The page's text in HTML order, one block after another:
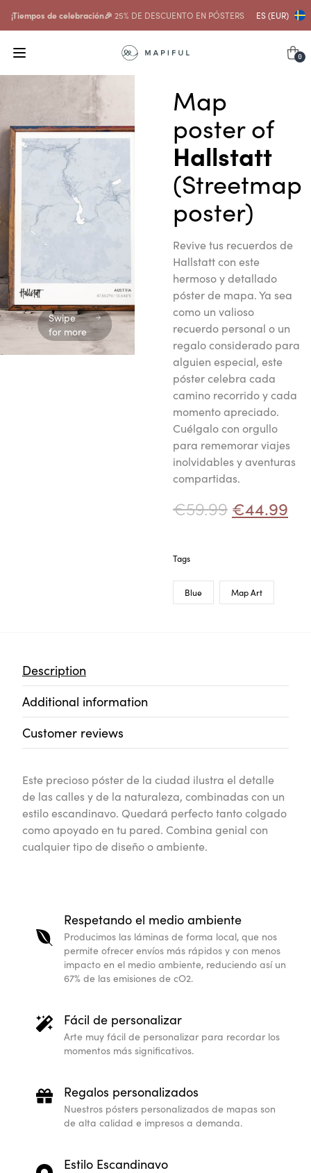
¡Tiempos de celebración🎉 25% DE DESCUENTO EN PÓSTERS ES (EUR)
0
Swipe
for more
Map
poster of
Hallstatt
(Streetmap
poster)
Revive tus recuerdos de
Hallstatt con este
hermoso y detallado
póster de mapa. Ya sea
como un valioso
recuerdo personal o un
regalo considerado para
alguien especial, este
póster celebra cada
camino recorrido y cada
momento apreciado.
Cuélgalo con orgullo
para rememorar viajes
inolvidables y aventuras
compartidas.
€59.99 €44.99
Tags
Blue Map Art
Description
Additional information
Customer reviews
Este precioso póster de la ciudad ilustra el detalle
de las calles y de la naturaleza, combinadas con un
estilo escandinavo. Quedará perfecto tanto colgado
como apoyado en tu pared. Combina genial con
cualquier tipo de diseño o ambiente.
Respetando el medio ambiente
Producimos las láminas de forma local, que nos
permite ofrecer envíos más rápidos y con menos
impacto en el medio ambiente, reduciendo así un
67% de las emisiones de cO2.
Fácil de personalizar
Arte muy fácil de personalizar para recordar los
momentos más significativos.
Regalos personalizados
Nuestros pósters personalizados de mapas son
de alta calidad e impresos a demanda.
Estilo Escandinavo